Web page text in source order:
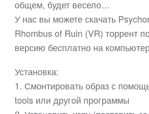
общем, будет весело…
У нас вы можете скачать
Rhombus of Ruin (VR) торрент
версию бесплатно на
Установка:
1. Смонтировать образ с
tools или другой программы